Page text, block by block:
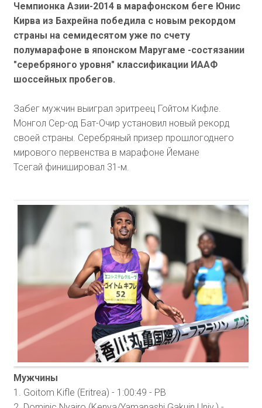
Чемпионка Азии-2014 в марафонском беге Юнис
Кирва из Бахрейна победила с новым рекордом
страны на семидесятом уже по счету
полумарафоне в японском Маругаме -состязании
"серебряного уровня" классификации ИААФ
шоссейных пробегов.
Забег мужчин выиграл эритреец Гойтом Кифле.
Монгол Сер-од Бат-Очир установил новый рекорд
своей страны. Серебряный призер прошлогоднего
мирового первенства в марафоне Йемане
Тсегай финишировал 31-м.
Мужчины
1. Goitom Kifle (Eritrea) - 1:00:49 - PB